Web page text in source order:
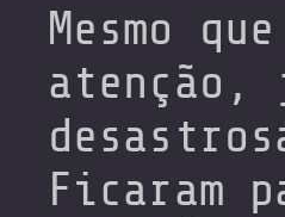
Mesmo
atenção,
Ficaram